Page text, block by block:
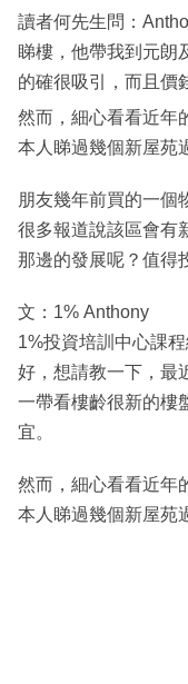
閱
專
區
讀者何先生問：
睇樓，他帶我到元朗
的確很吸引，而且價
然而，細心看看近年
本人睇過幾個新屋苑
朋友幾年前買的一個
很多報道說該區會有
那邊的發展呢？值得
文：1% Anthony
1%投資培訓中心課
好，想請教一下，最
一帶看樓齡很新的樓
宜。
然而，細心看看近年
本人睇過幾個新屋苑